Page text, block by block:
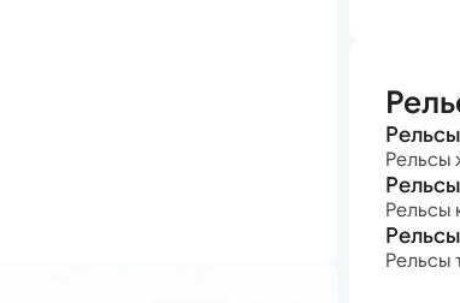
Рельсы
Рельсы